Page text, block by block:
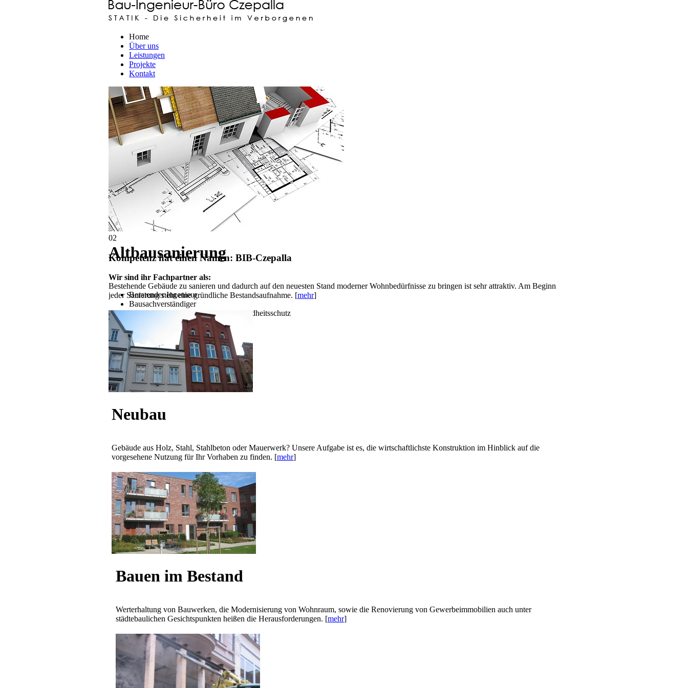
Home
Über uns
Leistungen
Projekte
Kontakt
02
Kompetenz hat einen Namen: BIB-Czepalla
Wir sind ihr Fachpartner als:
Beratender Ingenieur
Bausachverständiger
Koordinator für Sicherheit und Gesundheitsschutz
in den Bereichen:
Tragwerkstatik
Baukonstruktion
Ingenieurbau
Bauphysik
Altbausanierung
Bestehende Gebäude zu sanieren und dadurch auf den neuesten Stand moderner Wohnbedürfnisse zu bringen ist sehr attraktiv. Am Beginn
jeder Sanierung steht eine gründliche Bestandsaufnahme. [mehr]
Neubau
Gebäude aus Holz, Stahl, Stahlbeton oder Mauerwerk? Unsere Aufgabe ist es, die wirtschaftlichste Konstruktion im Hinblick auf die
vorgesehene Nutzung für Ihr Vorhaben zu finden. [mehr]
Bauen im Bestand
Werterhaltung von Bauwerken, die Modernisierung von Wohnraum, sowie die Renovierung von Gewerbeimmobilien auch unter
städtebaulichen Gesichtspunkten heißen die Herausforderungen. [mehr]